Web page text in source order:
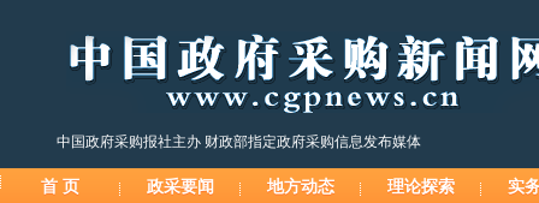
中国政府采购报社主办 财政部指定政府采购信息发布媒体
首 页 政采要闻 地方动态 理论探索
实